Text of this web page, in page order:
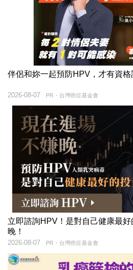
伴侶和妳一起預防HPV，才有資格
PR・台灣癌症基金會
2026-08-07
立即諮詢HPV！是對自己健康最
晚！
PR・台灣癌症基金會
2026-08-07